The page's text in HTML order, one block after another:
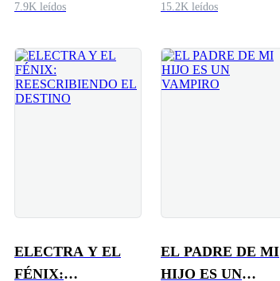
7.9K leídos
15.2K leídos
ELECTRA Y EL
FÉNIX:
EL PADRE DE MI
HIJO ES UN